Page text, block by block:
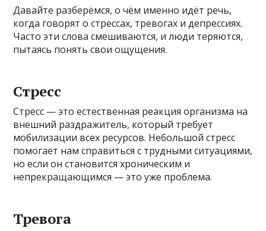
Давайте разберёмся, о чём именно идёт речь,
когда говорят о стрессах, тревогах и депрессиях.
Часто эти слова смешиваются, и люди теряются,
пытаясь понять свои ощущения.
Стресс
Стресс — это естественная реакция организма на
внешний раздражитель, который требует
мобилизации всех ресурсов. Небольшой стресс
помогает нам справиться с трудными ситуациями,
но если он становится хроническим и
непрекращающимся — это уже проблема.
Тревога